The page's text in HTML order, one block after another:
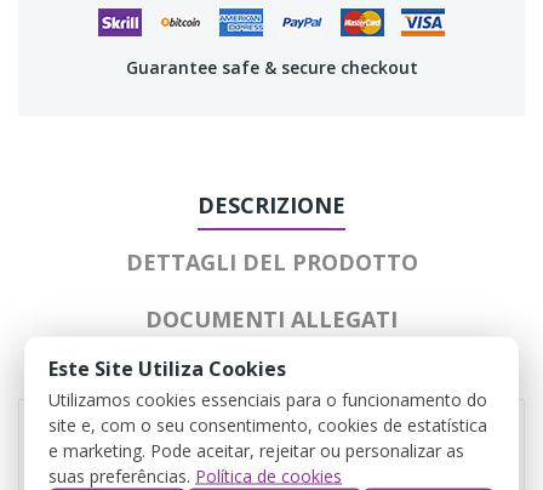
Guarantee safe & secure checkout
DESCRIZIONE
DETTAGLI DEL PRODOTTO
DOCUMENTI ALLEGATI
REVIEWS
Este Site Utiliza Cookies
Utilizamos cookies essenciais para o funcionamento do
site e, com o seu consentimento, cookies de estatística
e marketing. Pode aceitar, rejeitar ou personalizar as
suas preferências. Política de cookies